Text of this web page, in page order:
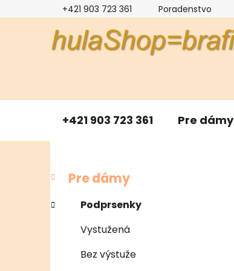
na
+421 903 723 361 Poradenstvo
+421 903 723 361 Pre dámy
B
o
č
Preskočiť
kategórie
K
a
e
Pre dámy
Podprsenky
Vystužená
Bez výstuže